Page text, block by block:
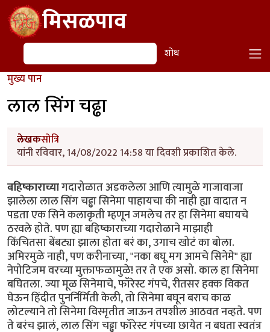
Skip to main contentमिसळपाव
शोध शोध
मुख्य पान
लाल सिंग चढ्ढा
लेखकसोत्रि
यांनी रविवार, 14/08/2022 14:58 या दिवशी प्रकाशित केले.
बहिष्काराच्यागदारोळात अडकलेला आणि त्यामुळे गाजावाजा
झालेला लाल सिंग चढ्ढा सिनेमा पाहायचा की नाही ह्या वादात न
पडता एक सिने कलाकृती म्हणून जमलेच तर हा सिनेमा बघायचे
ठरवले होते. पण ह्या बहिष्काराच्या गदारोळाने माझाही
किंचितसा बेंबट्या झाला होता बरं का, उगाच खोटं का बोला.
अमिरमुळे नाही, पण करीनाच्या, "नका बघू मग आमचे सिनेमे" ह्या
नेपोटिजम वरच्या मुक्ताफळामुळे! तर ते एक असो. काल हा सिनेमा
बघितला. ज्या मूळ सिनेमाचे, फॉरेस्ट गंपचे, रीतसर हक्क विकत
घेऊन हिंदीत पुनर्निर्मिती केली, तो सिनेमा बघून बराच काळ
लोटल्याने तो सिनेमा विस्मृतीत जाऊन तपशील आठवत नव्हते. पण
ते बरंच झालं, लाल सिंग चढ्ढा फॉरेस्ट गंपच्या छायेत न बघता स्वतंत्र